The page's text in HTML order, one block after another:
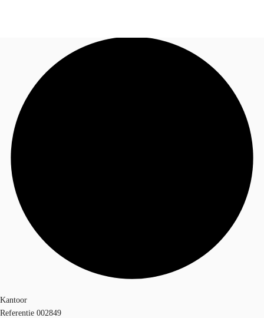
Nieuws & onderzoek
Favorieten
Bel nu
Kantoor
Referentie 002849